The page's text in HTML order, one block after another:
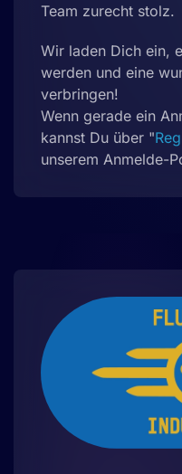
Team zurecht stolz.
Wir laden Dich ein,
werden und eine
verbringen!
Wenn gerade ein
kannst Du über "
unserem Anmelde-